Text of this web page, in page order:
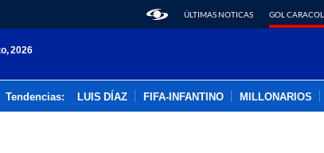
ÚLTIMAS NOTICAS GOL CARACOL
2026
Tendencias: LUIS DÍAZ FIFA-INFANTINO MILLONARIOS